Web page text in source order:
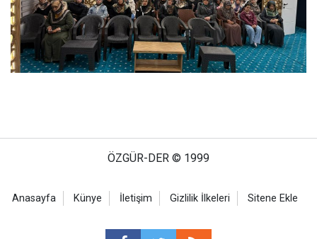
ÖZGÜR-DER © 1999
Anasayfa Künye İletişim Gizlilik İlkeleri Sitene Ekle